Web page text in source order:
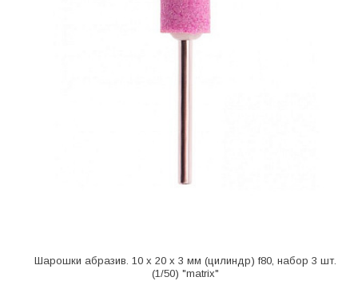
Шарошки абразив. 10 x 20 x 3 мм (цилиндр) f80, набор 3 шт.
(1/50) "matrix"